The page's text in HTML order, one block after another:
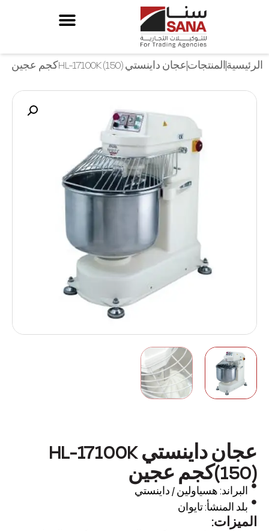
الرئيسيةالمنتجاتعجان داينستي HL-17100K (150)كجم عجين
عجان داينستي HL-17100K
(150)كجم عجين
البراند: هسياولين / داينستي
بلد المنشأ: تايوان
الميزات: